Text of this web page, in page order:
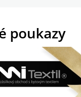
poukazy